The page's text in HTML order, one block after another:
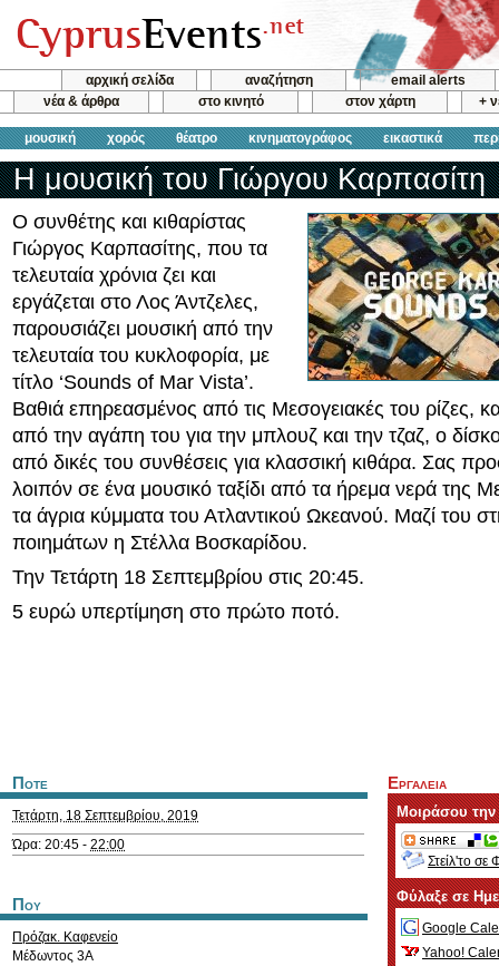
αρχική σελίδα αναζήτηση
email alerts
νέα & άρθρα
στο κινητό στον χάρτη +
μουσική χορός θέατρο κινηματογράφος εικαστικά
Η μουσική του Γιώργου Καρπασίτη
Ο συνθέτης και κιθαρίστας
Γιώργος Καρπασίτης, που τα
τελευταία χρόνια ζει και
εργάζεται στο Λος Άντζελες,
παρουσιάζει μουσική από την
τελευταία του κυκλοφορία, με
τίτλο ‘Sounds of Mar Vista’.
Βαθιά επηρεασμένος από τις Μεσογειακές του ρίζες,
από την αγάπη του για την μπλουζ και την τζαζ, ο
από δικές του συνθέσεις για κλασσική κιθάρα. Σας
λοιπόν σε ένα μουσικό ταξίδι από τα ήρεμα νερά της
τα άγρια κύμματα του Ατλαντικού Ωκεανού. Μαζί του
ποιημάτων η Στέλλα Βοσκαρίδου.
Την Τετάρτη 18 Σεπτεμβρίου στις 20:45.
5 ευρώ υπερτίμηση στο πρώτο ποτό.
Ποτε
Τετάρτη, 18 Σεπτεμβρίου, 2019
Ώρα: 20:45 - 22:00
Που
Πρόζακ. Καφενείο
Μέδωντος 3Α
Εργαλεια
Μοιράσου
Στείλ'το σε
Φύλαξε σε
Google
Yahoo!